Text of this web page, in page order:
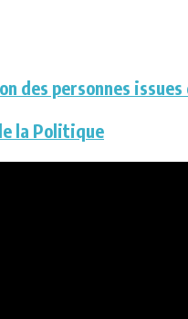
des personnes
la Politique